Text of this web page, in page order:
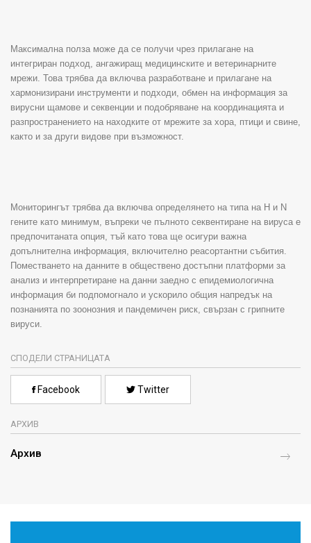
Максимална полза може да се получи чрез прилагане на
интегриран подход, ангажиращ медицинските и ветеринарните
мрежи. Това трябва да включва разработване и прилагане на
хармонизирани инструменти и подходи, обмен на информация за
вирусни щамове и секвенции и подобряване на координацията и
разпространението на находките от мрежите за хора, птици и свине,
както и за други видове при възможност.
Мониторингът трябва да включва определянето на типа на H и N
гените като минимум, въпреки че пълното секвентиране на вируса е
предпочитаната опция, тъй като това ще осигури важна
допълнителна информация, включително реасортантни събития.
Поместването на данните в обществено достъпни платформи за
анализ и интерпретиране на данни заедно с епидемиологична
информация би подпомогнало и ускорило общия напредък на
познанията по зоонозния и пандемичен риск, свързан с грипните
вируси.
СПОДЕЛИ СТРАНИЦАТА
Facebook Twitter
АРХИВ
Архив